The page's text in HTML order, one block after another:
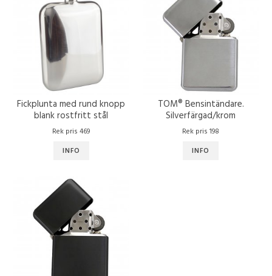
Fickplunta med rund knopp
blank rostfritt stål
Rek pris 469
INFO
TOM® Bensintändare.
Silverfärgad/krom
Rek pris 198
INFO